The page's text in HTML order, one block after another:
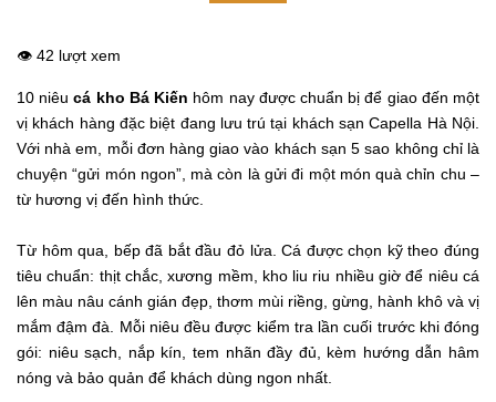
👁️ 42 lượt xem
10 niêucá kho Bá Kiến hôm nay được chuẩn bị để giao đến một
vị khách hàng đặc biệt đang lưu trú tại khách sạn Capella Hà Nội.
Với nhà em, mỗi đơn hàng giao vào khách sạn 5 sao không chỉ là
chuyện “gửi món ngon”, mà còn là gửi đi một món quà chỉn chu –
từ hương vị đến hình thức.
Từ hôm qua, bếp đã bắt đầu đỏ lửa. Cá được chọn kỹ theo đúng
tiêu chuẩn: thịt chắc, xương mềm, kho liu riu nhiều giờ để niêu cá
lên màu nâu cánh gián đẹp, thơm mùi riềng, gừng, hành khô và vị
mắm đậm đà. Mỗi niêu đều được kiểm tra lần cuối trước khi đóng
gói: niêu sạch, nắp kín, tem nhãn đầy đủ, kèm hướng dẫn hâm
nóng và bảo quản để khách dùng ngon nhất.